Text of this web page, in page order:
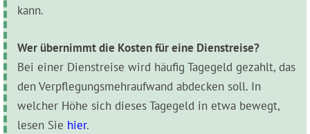
kann.
Wer übernimmt die Kosten für eine Dienstreise?
Bei einer Dienstreise wird häufig Tagegeld gezahlt, das
den Verpflegungsmehraufwand abdecken soll. In
welcher Höhe sich dieses Tagegeld in etwa bewegt,
lesen Sie hier.